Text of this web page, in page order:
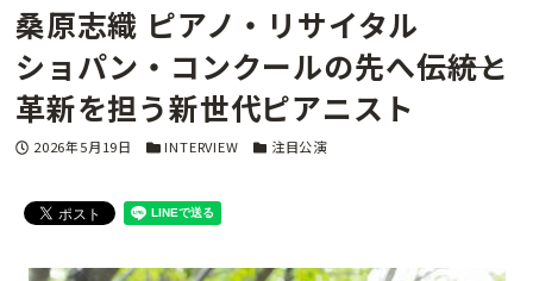
桑原志織 ピアノ・リサイタル
ショパン・コンクールの先へ―――伝統と
革新を担う新世代ピアニスト
投稿日
2026年5月19日 カテゴリー
INTERVIEW カテゴリー
注目公演